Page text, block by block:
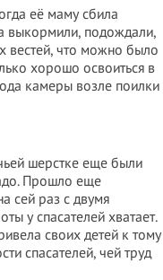
её маму сбила
выкормили, подождали,
вестей, что можно было
хорошо освоиться в
камеры возле поилки
шерстке еще были
Прошло еще
сей раз с двумя
у спасателей хватает.
своих детей к тому
спасателей, чей труд